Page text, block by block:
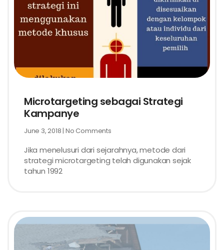
Microtargeting sebagai Strategi
Kampanye
June 3, 2018 No Comments
Jika menelusuri dari sejarahnya, metode dari
strategi microtargeting telah digunakan sejak
tahun 1992